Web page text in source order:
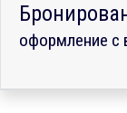
оформление с